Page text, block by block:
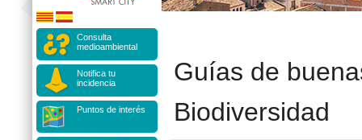
Consulta
medioambiental
Notifica tu
incidencia
Puntos de interés
Guías de
Biodiversidad